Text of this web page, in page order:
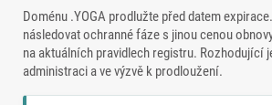
Doménu .YOGA prodlužte před datem
následovat ochranné fáze s jinou cenou
na aktuálních pravidlech registru. Rozhodující
administraci a ve výzvě k prodloužení.